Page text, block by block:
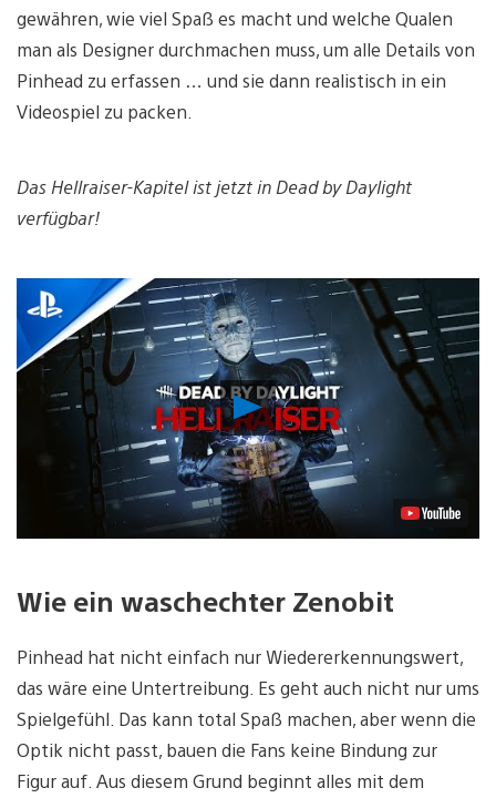
gewähren, wie viel Spaß es macht und welche Qualen
man als Designer durchmachen muss, um alle Details von
Pinhead zu erfassen … und sie dann realistisch in ein
Videospiel zu packen.
Das Hellraiser-Kapitel ist jetzt in Dead by Daylight
verfügbar!
Video
abspielen
Wie ein waschechter Zenobit
Pinhead hat nicht einfach nur Wiedererkennungswert,
das wäre eine Untertreibung. Es geht auch nicht nur ums
Spielgefühl. Das kann total Spaß machen, aber wenn die
Optik nicht passt, bauen die Fans keine Bindung zur
Figur auf. Aus diesem Grund beginnt alles mit dem